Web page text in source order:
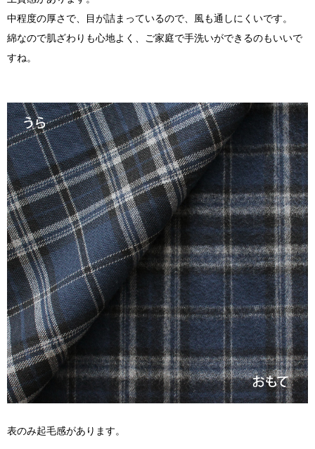
中程度の厚さで、目が詰まっているので、風も通しにくいです。
綿なので肌ざわりも心地よく、ご家庭で手洗いができるのもいいで
すね。
表のみ起毛感があります。